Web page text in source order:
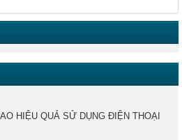
HIỆU QUẢ SỬ DỤNG ĐIỆN THOẠI